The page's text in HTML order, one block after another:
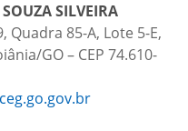
SILVEIRA
Quadra 85-A, Lote 5-E,
GO – CEP 74.610-